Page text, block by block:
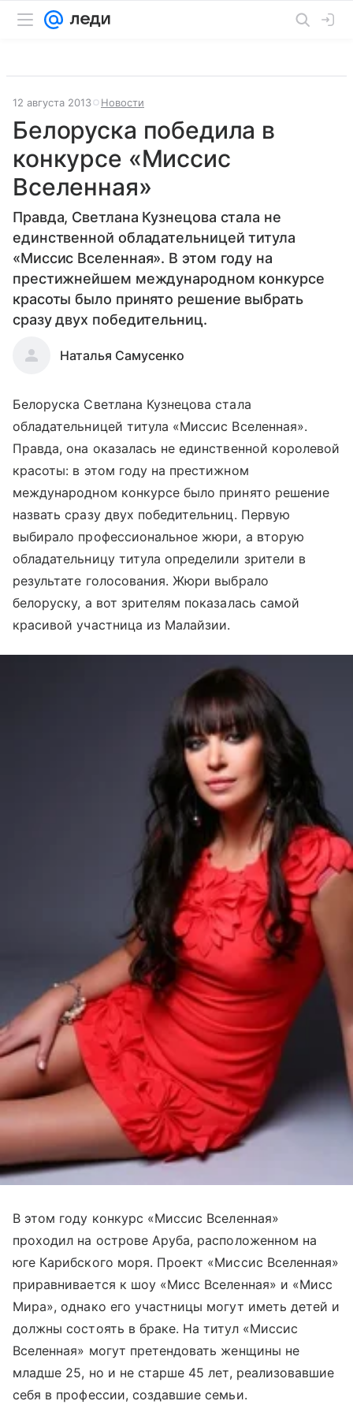
12 августа 2013 Новости
Белоруска победила в
конкурсе «Миссис
Вселенная»
Правда, Светлана Кузнецова стала не
единственной обладательницей титула
«Миссис Вселенная». В этом году на
престижнейшем международном конкурсе
красоты было принято решение выбрать
сразу двух победительниц.
Наталья Самусенко
Белоруска Светлана Кузнецова стала
обладательницей титула «Миссис Вселенная».
Правда, она оказалась не единственной королевой
красоты: в этом году на престижном
международном конкурсе было принято решение
назвать сразу двух победительниц. Первую
выбирало профессиональное жюри, а вторую
обладательницу титула определили зрители в
результате голосования. Жюри выбрало
белоруску, а вот зрителям показалась самой
красивой участница из Малайзии.
В этом году конкурс «Миссис Вселенная»
проходил на острове Аруба, расположенном на
юге Карибского моря. Проект «Миссис Вселенная»
приравнивается к шоу «Мисс Вселенная» и «Мисс
Мира», однако его участницы могут иметь детей и
должны состоять в браке. На титул «Миссис
Вселенная» могут претендовать женщины не
младше 25, но и не старше 45 лет, реализовавшие
себя в профессии, создавшие семьи.